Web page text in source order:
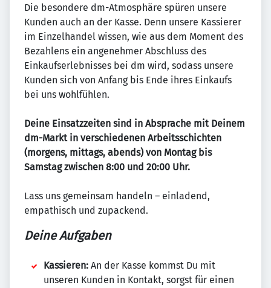
Die besondere dm-Atmosphäre spüren unsere
Kunden auch an der Kasse. Denn unsere Kassierer
im Einzelhandel wissen, wie aus dem Moment des
Bezahlens ein angenehmer Abschluss des
Einkaufserlebnisses bei dm wird, sodass unsere
Kunden sich von Anfang bis Ende ihres Einkaufs
bei uns wohlfühlen.
Deine Einsatzzeiten sind in Absprache mit Deinem
dm-Markt in verschiedenen Arbeitsschichten
(morgens, mittags, abends) von Montag bis
Samstag zwischen 8:00 und 20:00 Uhr.
Lass uns gemeinsam handeln – einladend,
empathisch und zupackend.
Deine Aufgaben
Kassieren: An der Kasse kommst Du mit
unseren Kunden in Kontakt, sorgst für einen